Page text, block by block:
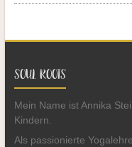
SOUL ROOTS
Mein Name ist Annika
Kindern.
Als passionierte